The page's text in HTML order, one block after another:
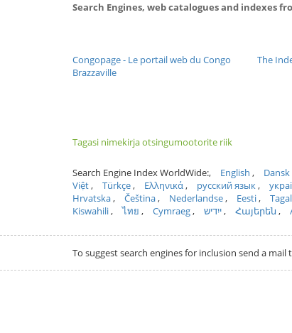
Search Engines, web catalogues and indexes
Congopage - Le portail web du Congo
Brazzaville
The
Tagasi nimekirja otsingumootorite riik
Search Engine Index WorldWide: English Dansk
Việt
Türkçe Ελληνικά русский язык
Hrvatska
Čeština Nederlandse Eesti
Kiswahili
ไทย Cymraeg ייִדיש Հայերեն
To suggest search engines for inclusion send a